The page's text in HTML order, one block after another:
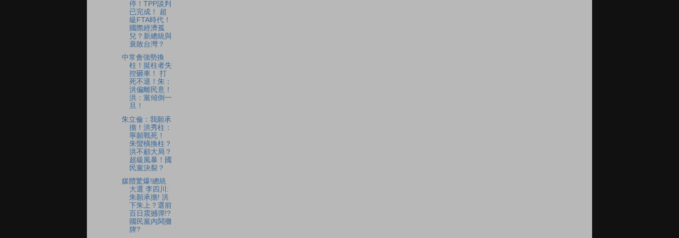
停！TPP談判
已完成！ 超
級FTA時代！
國際經濟孤
兒？新總統與
衰敗台灣？
中常會強勢換
柱！挺柱者失
控砸車！ 打
死不退！朱：
洪偏離民意！
洪：黨傾倒一
旦！
朱立倫：我願承
擔！洪秀柱：
寧願戰死！
朱蠻橫換柱？
洪不顧大局？
超級風暴！國
民黨決裂？
媒體驚爆!總統
大選 李四川:
朱願承擔! 洪
下朱上？選前
百日震撼彈!?
國民黨內鬨攤
牌?